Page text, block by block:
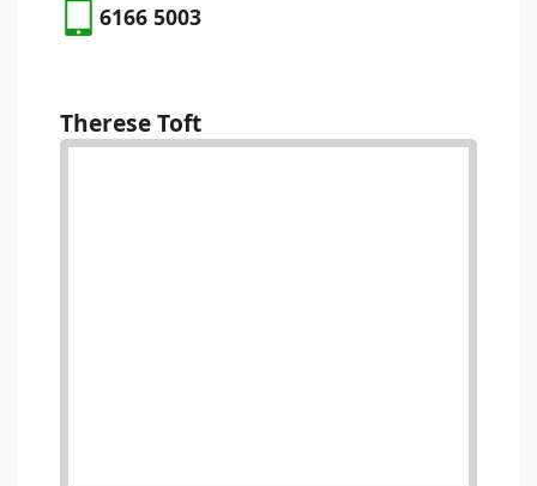
6166 5003
Therese Toft